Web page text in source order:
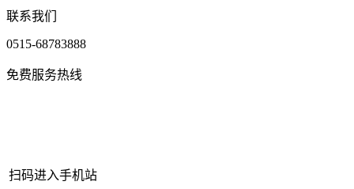
联系我们
0515-68783888
免费服务热线
扫码进入手机站